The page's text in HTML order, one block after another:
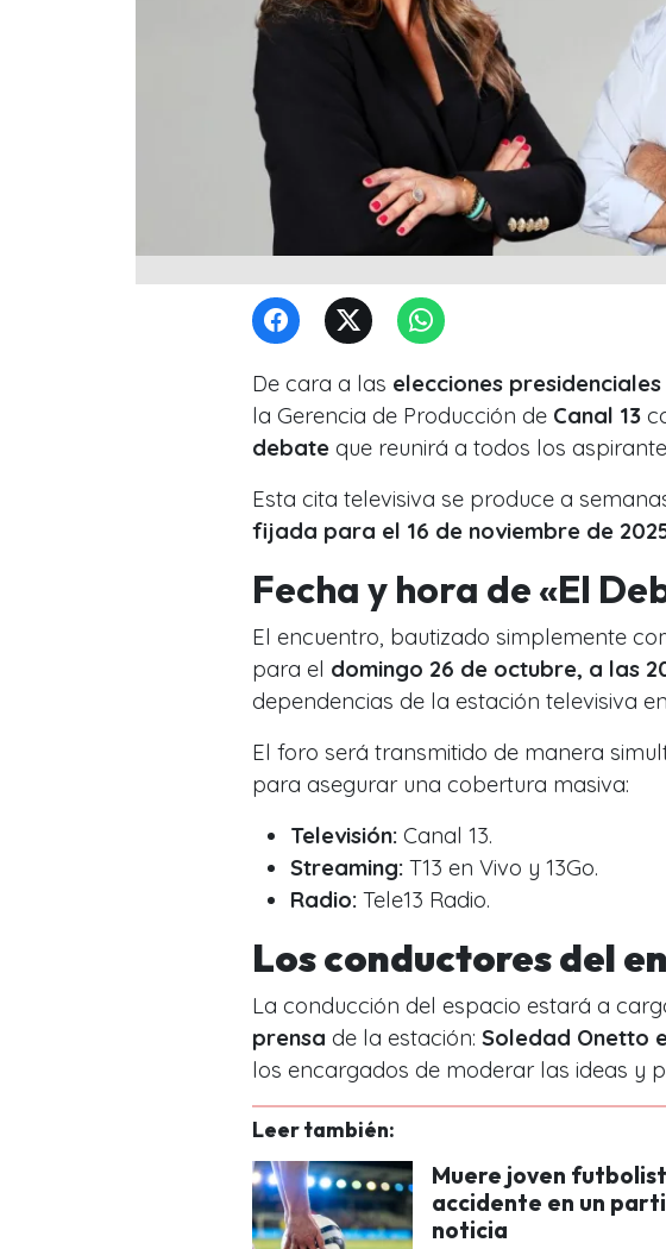
De cara a las elecciones presidenciales
la Gerencia de Producción de Canal 13
debate que reunirá a todos los
Esta cita televisiva se produce a
fijada para el 16 de noviembre de
Fecha y hora de «El
El encuentro, bautizado simplemente
para el domingo 26 de octubre, a las
dependencias de la estación televisiva en
El foro será transmitido de manera
para asegurar una cobertura masiva:
Televisión: Canal 13.
Streaming: T13 en Vivo y 13Go.
Radio: Tele13 Radio.
Los conductores del
La conducción del espacio estará a
prensa de la estación: Soledad Onetto
los encargados de moderar las ideas y
Leer también:
Muere joven
accidente en un
noticia